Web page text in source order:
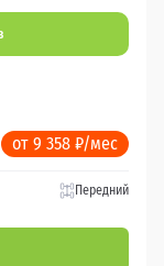
от 9 358 ₽/мес
Передний